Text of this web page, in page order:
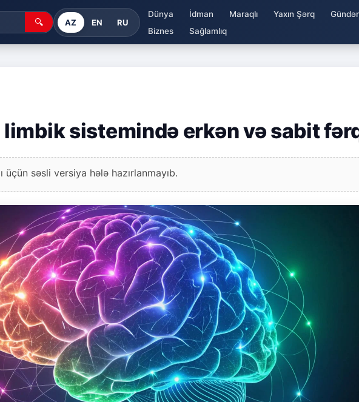
🔍 AZ EN RU
Dünya İdman Maraqlı Yaxın Şərq
Biznes
Sağlamlıq
limbik sistemində erkən və sabit
üçün səsli versiya hələ hazırlanmayıb.